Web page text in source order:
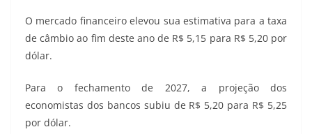
O mercado financeiro elevou sua estimativa para a taxa
de câmbio ao fim deste ano de R$ 5,15 para R$ 5,20 por
dólar.
Para o fechamento de 2027, a projeção dos
economistas dos bancos subiu de R$ 5,20 para R$ 5,25
por dólar.